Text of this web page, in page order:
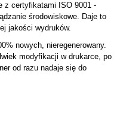
z certyfikatami ISO 9001 -
środowiskowe. Daje to
jakości wydruków.
nowych, nieregenerowany.
modyfikacji w drukarce, po
od razu nadaje się do